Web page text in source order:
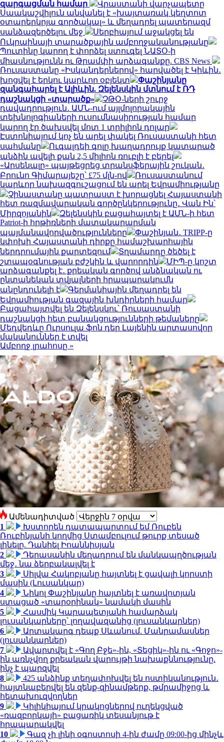
զարգացման համար
Վրաստանի վարչապետը
Սաակաշվիլուն անվանել է «խայտառակ կեղտոտ
օտարերկրյա գործակալ» և մեղադրել պատերազմ
սանձազերծելու մեջ
Սերբիայում աջակցել են
Ուկրաինայի տարածքային ամբողջականությանը
Պուտինը կարող է փորձել ստուգել ՆԱՏՕ-ի
միասնությունն ու Թրամփի արձագանքը. CBS News
Ռուսաստանը «Իսկանդերներով» հարվածել է Կիևին․
խոցվել է երկու կարևոր օբյեկտ
Փաշինյանը
զանգահարել է Ալիևին. Զելենսկին մտնում է ՌԴ
դաշնակցի «տարածք»
ՉԹՕ-ների շուրջ
դավադրություն․ ԱՄՆ-ում այլմոլորակային
տեխնոլոգիաների ուսումնասիրության համար
կարող էր ծախսվել մոտ 1 տրիլիոն դոլար
Էստոնիայում կոչ են արել փակել Ռուսաստանի հետ
սահմանը
Ուգալդեի գոլը խաղադրույք կատարած
անձին ավելի քան 2,5 միլիոն ռուբլի է բերել
«Արսենալը» պայթեցրեց տրանսֆերային շուկան․
Բրունո Գիմարայեշը՝ £75 մլն-ով
Ռուսաստանում
կարևոր նախազգուշացում են արել Եվրամիությանը
Չինաստանը պատրաստ է խորացնել Հայաստանի
հետ ռազմավարական գործընկերությունը․ Վան Ին՝
Միրզոյանին
Զելենսկին բացահայտել է ԱՄՆ-ի հետ
Patriot-ի հրթիռների մատակարարման
պայմանավորվածությունները
Փաշինյան․ TRIPP-ը
կփոխի Հայաստանի դիրքը համաշխարհային
ներդրումային քարտեզում
Տղամարդը ծեծել է
շտապօգնության բժշկին և վարորդին
ՄԻՊ-ը կոշտ
արձագանքել է․ քրեական գործով անձնական ու
ընտանեկան տվյալների հրապարակումն
անընդունելի է
Գերմանիային մեղադրել են
Եվրամիության գազային խնդիրների համար
Բացահայտվել են Զելենսկու՝ Ռուսաստանի
դաշնակցի հետ բանակցությունների թեմաները
Մեդվեդևը Ուրսուլա ֆոն դեր Լայենին արտասովոր
մականուններ է տվել
Ամբողջ լրահոսը »
Ամենադիտված
1
Խստորեն դատապարտում եմ Ռուբեն
Ռուբինյանի կողմից Ստամբուլում թուրք տեսած
լինելը. Դանիել Իոաննիսյան
2
Դերասանին մեղադրում են մանկապղծության
մեջ․ նա ձերբակալվել է
3
Սիլվա Հակոբյանը հայտնել է ցավալի կորստի
մասին (Լուսանկար)
4
Նիկոլ Փաշինյանը հայտնել է առավոտյան
ստացած «տարօրինակ» նամակի մասին
5
Հասմիկ Կարապետյանի համարձակ
լուսանկարները՝ լողավազանից (լուսանկարներ)
6
Արտակարգ դեպք Սևանում. Մանրամասներ
(լուսանկարներ)
7
Ավարտվել է «Գող Բջե»-ին, «Տեցիկ»-ին ու «Գոջո»-
ին առնչվող քրեական վարույթի նախաքննությունը.
ինչ է պարզվել
8
425 անձինք տեղափոխվել են ոստիկանություն․
հայտնաբերվել են զենք-զինամթերք, թմրամիջոց և
հետախուզվողներ
9
Կիլիկիայում կրակոցներով ուղեկցված
«ռազբորկայի» բացառիկ տեսանյութ է
հրապարակվել
10
Գազ չի լինի օգոստոսի 4-ին ժամը 09:00-ից մինչև